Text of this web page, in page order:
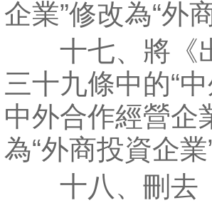
企業”修改為“外
十七、將《
三十九條中的“
中外合作經營企
為“外商投資企業”
十八、刪去